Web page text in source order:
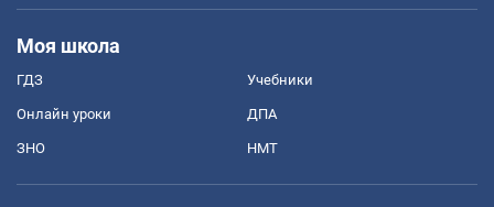
Моя школа
ГДЗ Учебники
Онлайн уроки ДПА
ЗНО НМТ